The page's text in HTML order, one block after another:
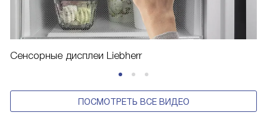
Сенсорные дисплеи Liebherr
ПОСМОТРЕТЬ ВСЕ ВИДЕО